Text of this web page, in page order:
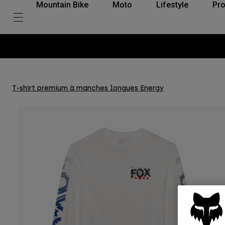
Mountain Bike Moto Lifestyle
T-shirt premium à manches longues Energy